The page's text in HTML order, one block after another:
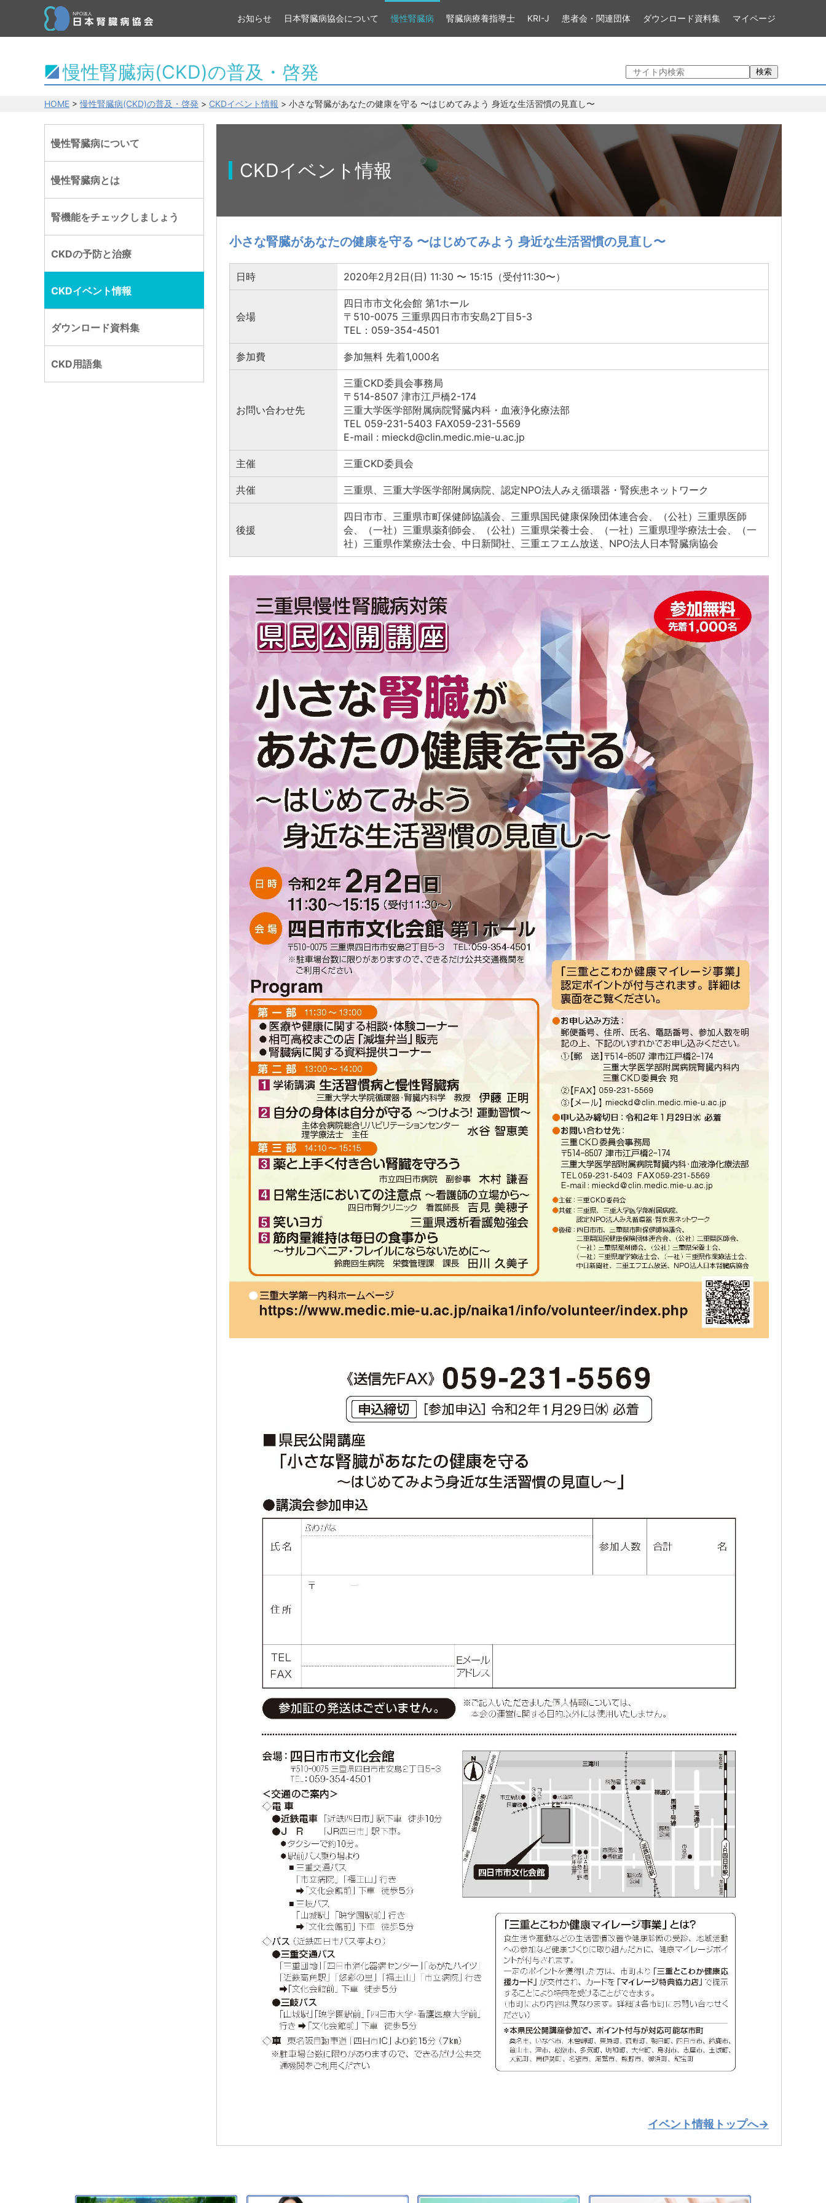
お知らせ 日本腎臓病協会について 慢性腎臓病 腎臓病療養指導士 KRI-J 患者会・関連団体 ダウンロード資料集 マイページ
慢性腎臓病(CKD)の普及・啓発 検索
HOME >慢性腎臓病(CKD)の普及・啓発 > CKDイベント情報 > 小さな腎臓があなたの健康を守る 〜はじめてみよう 身近な生活習慣の見直し〜
慢性腎臓病について
慢性腎臓病とは
腎機能をチェックしましょう
CKDの予防と治療
CKDイベント情報
ダウンロード資料集
CKD用語集
CKDイベント情報
小さな腎臓があなたの健康を守る 〜はじめてみよう 身近な生活習慣の見直し〜
日時 2020年2月2日(日) 11:30 〜 15:15（受付11:30〜）
会場
四日市市文化会館 第1ホール
〒510-0075 三重県四日市市安島2丁目5-3
TEL：059-354-4501
参加費 参加無料 先着1,000名
お問い合わせ先
三重CKD委員会事務局
〒514-8507 津市江戸橋2-174
三重大学医学部附属病院腎臓内科・血液浄化療法部
TEL 059-231-5403 FAX059-231-5569
E-mail : mieckd@clin.medic.mie-u.ac.jp
主催 三重CKD委員会
共催 三重県、三重大学医学部附属病院、認定NPO法人みえ循環器・腎疾患ネットワーク
後援
四日市市、三重県市町保健師協議会、三重県国民健康保険団体連合会、（公社）三重県医師
会、（一社）三重県薬剤師会、（公社）三重県栄養士会、（一社）三重県理学療法士会、（一
社）三重県作業療法士会、中日新聞社、三重エフエム放送、NPO法人日本腎臓病協会
イベント情報トップへ→